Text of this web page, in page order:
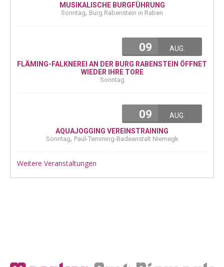
MUSIKALISCHE BURGFÜHRUNG
Sonntag, Burg Rabenstein in Raben
09
AUG.
FLÄMING-FALKNEREI AN DER BURG RABENSTEIN ÖFFNET
WIEDER IHRE TORE
Sonntag
09
AUG.
AQUAJOGGING VEREINSTRAINING
Sonntag, Paul-Temming-Badeanstalt Niemegk
Weitere Veranstaltungen